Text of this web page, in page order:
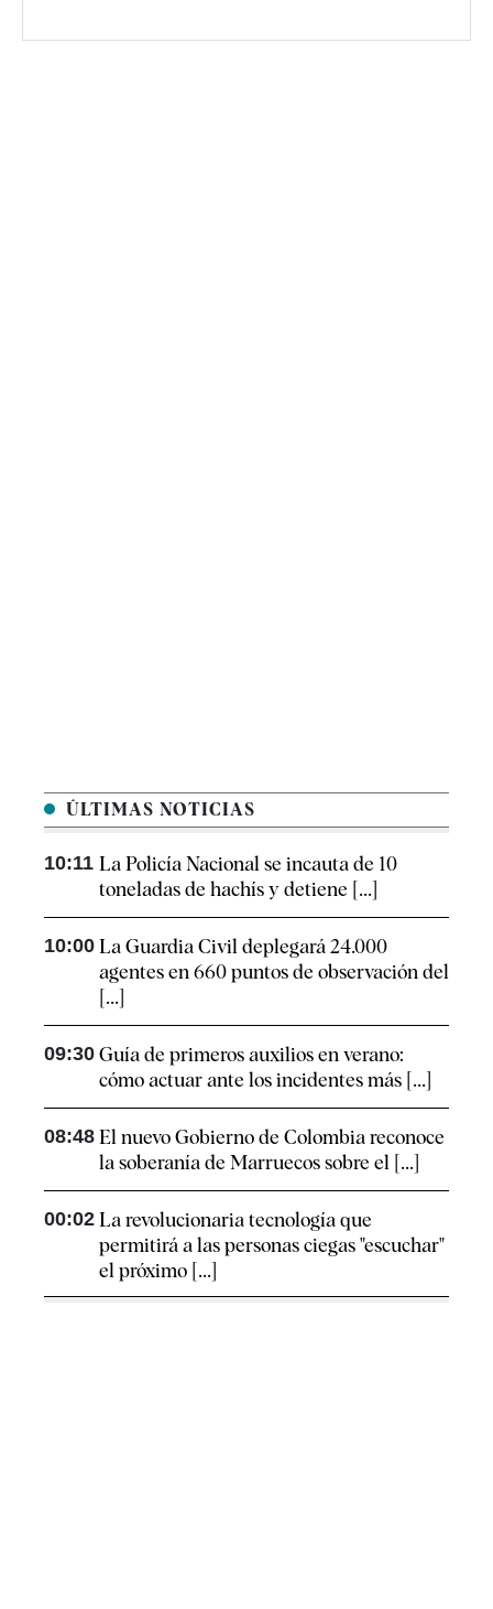
ÚLTIMAS NOTICIAS
10:11 La Policía Nacional se incauta de 10
toneladas de hachís y detiene [...]
10:00 La Guardia Civil deplegará 24.000
agentes en 660 puntos de observación del
[...]
09:30 Guía de primeros auxilios en verano:
cómo actuar ante los incidentes más [...]
08:48 El nuevo Gobierno de Colombia reconoce
la soberanía de Marruecos sobre el [...]
00:02 La revolucionaria tecnología que
permitirá a las personas ciegas "escuchar"
el próximo [...]